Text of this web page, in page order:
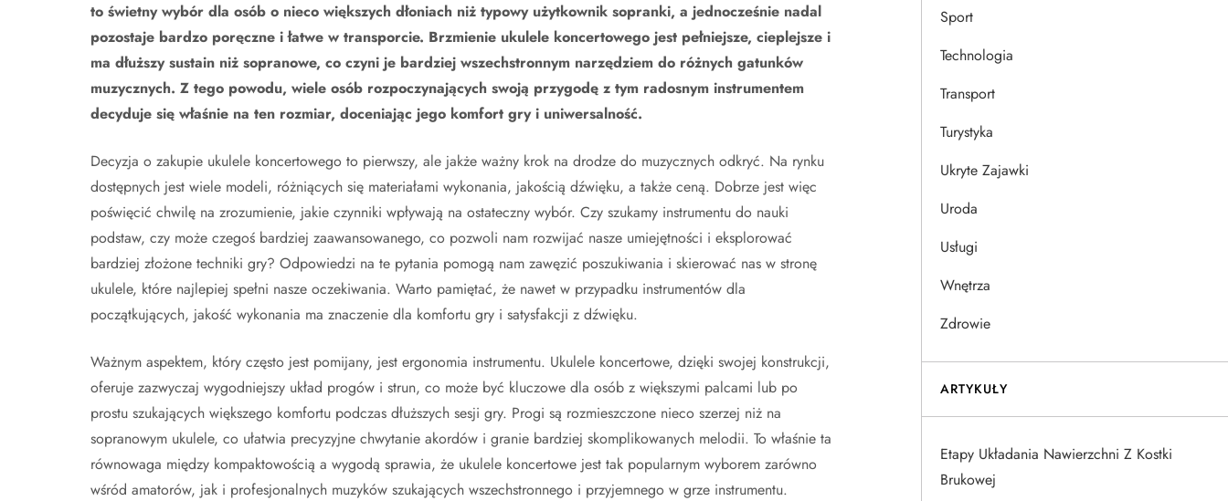
to świetny wybór dla osób o nieco większych dłoniach niż typowy użytkownik sopranki, a jednocześnie nadal
pozostaje bardzo poręczne i łatwe w transporcie. Brzmienie ukulele koncertowego jest pełniejsze, cieplejsze i
ma dłuższy sustain niż sopranowe, co czyni je bardziej wszechstronnym narzędziem do różnych gatunków
muzycznych. Z tego powodu, wiele osób rozpoczynających swoją przygodę z tym radosnym instrumentem
decyduje się właśnie na ten rozmiar, doceniając jego komfort gry i uniwersalność.
Decyzja o zakupie ukulele koncertowego to pierwszy, ale jakże ważny krok na drodze do muzycznych odkryć. Na rynku
dostępnych jest wiele modeli, różniących się materiałami wykonania, jakością dźwięku, a także ceną. Dobrze jest więc
poświęcić chwilę na zrozumienie, jakie czynniki wpływają na ostateczny wybór. Czy szukamy instrumentu do nauki
podstaw, czy może czegoś bardziej zaawansowanego, co pozwoli nam rozwijać nasze umiejętności i eksplorować
bardziej złożone techniki gry? Odpowiedzi na te pytania pomogą nam zawęzić poszukiwania i skierować nas w stronę
ukulele, które najlepiej spełni nasze oczekiwania. Warto pamiętać, że nawet w przypadku instrumentów dla
początkujących, jakość wykonania ma znaczenie dla komfortu gry i satysfakcji z dźwięku.
Ważnym aspektem, który często jest pomijany, jest ergonomia instrumentu. Ukulele koncertowe, dzięki swojej konstrukcji,
oferuje zazwyczaj wygodniejszy układ progów i strun, co może być kluczowe dla osób z większymi palcami lub po
prostu szukających większego komfortu podczas dłuższych sesji gry. Progi są rozmieszczone nieco szerzej niż na
sopranowym ukulele, co ułatwia precyzyjne chwytanie akordów i granie bardziej skomplikowanych melodii. To właśnie ta
równowaga między kompaktowością a wygodą sprawia, że ukulele koncertowe jest tak popularnym wyborem zarówno
wśród amatorów, jak i profesjonalnych muzyków szukających wszechstronnego i przyjemnego w grze instrumentu.
Sport
Technologia
Transport
Turystyka
Ukryte Zajawki
Uroda
Usługi
Wnętrza
Zdrowie
ARTYKUŁY
Etapy Układania Nawierzchni Z Kostki
Brukowej